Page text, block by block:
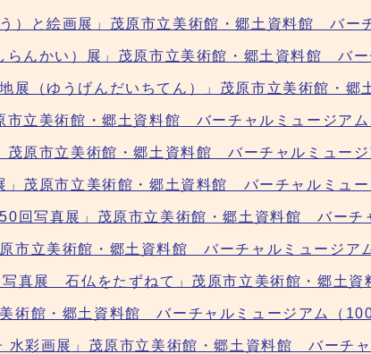
）と絵画展」茂原市立美術館・郷土資料館 バー
んかい）展」茂原市立美術館・郷土資料館 バー
展（ゆうげんだいちてん）」茂原市立美術館・
市立美術館・郷土資料館 バーチャルミュージアム
茂原市立美術館・郷土資料館 バーチャルミュージ
」茂原市立美術館・郷土資料館 バーチャルミュー
回写真展」茂原市立美術館・郷土資料館 バーチ
市立美術館・郷土資料館 バーチャルミュージア
真展 石仏をたずねて」茂原市立美術館・郷土資
術館・郷土資料館 バーチャルミュージアム（100
彩画展」茂原市立美術館・郷土資料館 バーチャ